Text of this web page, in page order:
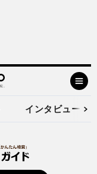
インタビュー